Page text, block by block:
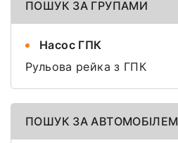
ПОШУК ЗА ГРУПАМИ
Насос ГПК
Рульова рейка з ГПК
ПОШУК ЗА АВТОМОБІЛЕМ